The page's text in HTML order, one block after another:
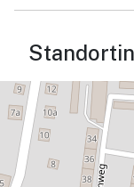
Kirche
Karte